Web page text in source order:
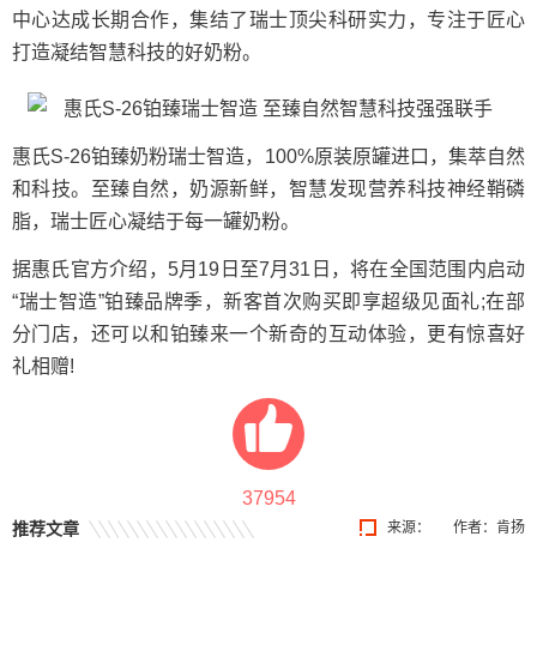
中心达成长期合作，集结了瑞士顶尖科研实力，专注于匠心
打造凝结智慧科技的好奶粉。
惠氏S-26铂臻奶粉瑞士智造，100%原装原罐进口，集萃自然
和科技。至臻自然，奶源新鲜，智慧发现营养科技神经鞘磷
脂，瑞士匠心凝结于每一罐奶粉。
据惠氏官方介绍，5月19日至7月31日，将在全国范围内启动
“瑞士智造”铂臻品牌季，新客首次购买即享超级见面礼;在部
分门店，还可以和铂臻来一个新奇的互动体验，更有惊喜好
礼相赠!
37954
来源： 作者：肯扬
推荐文章